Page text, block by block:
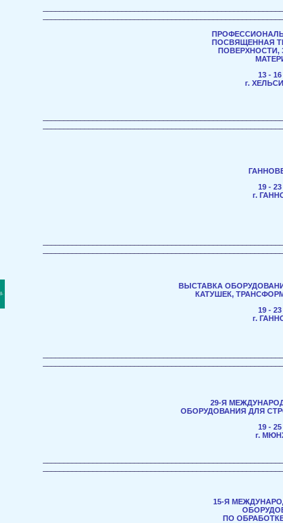
ПОСВЯЩЕННАЯ
ПОВЕРХНОСТИ,
13 -
г.
19 -
г.
ВЫСТАВКА
КАТУШЕК,
19 -
г.
29-Я
ОБОРУДОВАНИЯ ДЛЯ
19 -
г.
15-Я
ПО